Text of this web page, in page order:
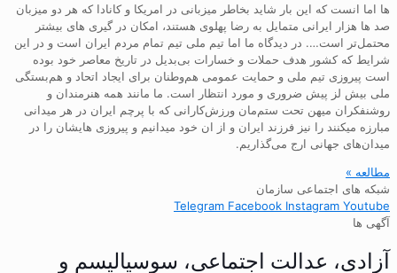
ها اما انست که این بار شاید بخاطر میزبانی در امریکا و کانادا که هر دو میزبان
صد ها هزار ایرانی متمایل به رضا پهلوی هستند، امکان در گیری های بیشتر
محتمل‌تر است…. در دیدگاه ما اما تیم ملی تیم تمام مردم ایران است و در این
شرایط که کشور هدف حملات و خسارات بی‌بدیل در تاریخ معاصر خود بوده
است پیروزی تیم ملی و حمایت عمومی هم‌وطنان برای ایجاد اتحاد و هم‌بستگی
ملی بیش لز پیش ضروری و مورد انتظار است. ما مانند همه هنرمندان و
روشنفکران میهن تحت ستم‌مان ورزش‌کارانی که با پرچم ایران در هر میدانی
مبارزه میکنند را نیز فرزند ایران و از ان خود میدانیم و پیروزی هایشان را در
میدان‌های جهانی ارج می‌گذاریم.
مطالعه »
شبکه های اجتماعی سازمان
Telegram Facebook Instagram Youtube
آگهی ها
آزادی، عدالت اجتماعی، سوسیالیسم و